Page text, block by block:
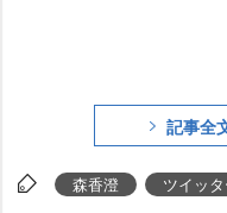
記事全
森香澄 ツイッ